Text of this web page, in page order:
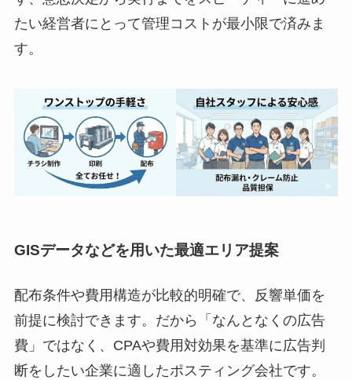
たい経営者にとって管理コストが最小限で済みま
す。
GISデータなどを用いた最適エリア提案
配布条件や費用構造が比較的明確で、反響単価を
前提に検討できます。だから「なんとなくの広告
費」ではなく、CPAや費用対効果を基準に広告判
断をしたい企業に適したポスティング会社です。